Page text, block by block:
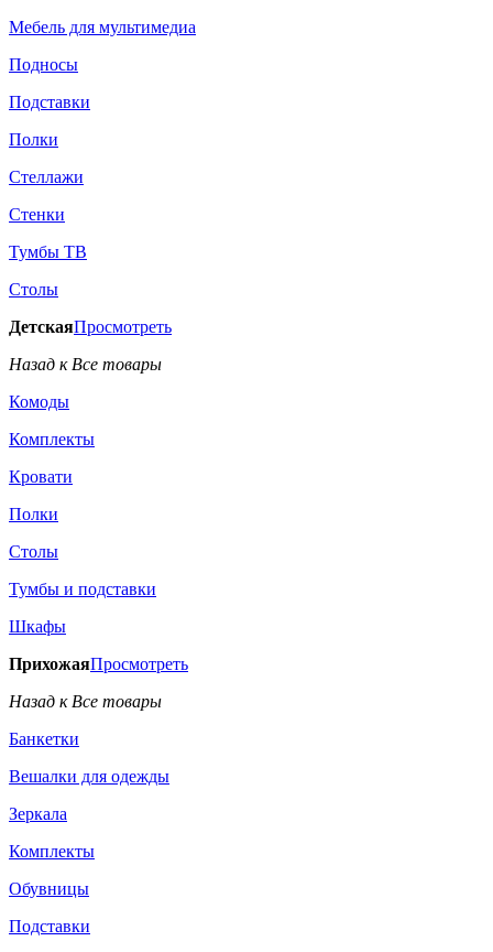
Мебель для мультимедиа
Подносы
Подставки
Полки
Стеллажи
Стенки
Тумбы ТВ
Столы
ДетскаяПросмотреть
Назад к Все товары
Комоды
Комплекты
Кровати
Полки
Столы
Тумбы и подставки
Шкафы
ПрихожаяПросмотреть
Назад к Все товары
Банкетки
Вешалки для одежды
Зеркала
Комплекты
Обувницы
Подставки